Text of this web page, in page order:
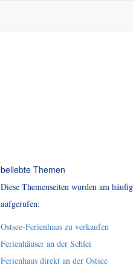
beliebte Themen
Diese Themenseiten wurden am
aufgerufen:
Ostsee-Ferienhaus zu verkaufen
Ferienhäuser an der Schlei
Ferienhaus direkt an der Ostsee